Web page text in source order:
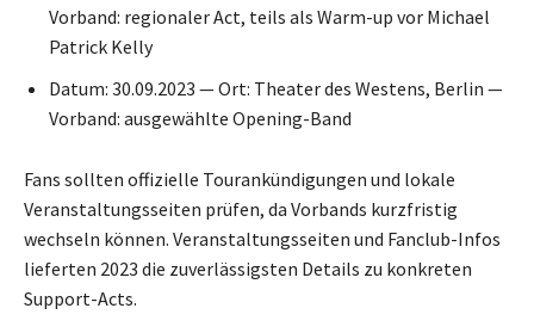
Vorband: regionaler Act, teils als Warm-up vor Michael
Patrick Kelly
Datum: 30.09.2023 — Ort: Theater des Westens, Berlin —
Vorband: ausgewählte Opening-Band
Fans sollten offizielle Tourankündigungen und lokale
Veranstaltungsseiten prüfen, da Vorbands kurzfristig
wechseln können. Veranstaltungsseiten und Fanclub-Infos
lieferten 2023 die zuverlässigsten Details zu konkreten
Support-Acts.